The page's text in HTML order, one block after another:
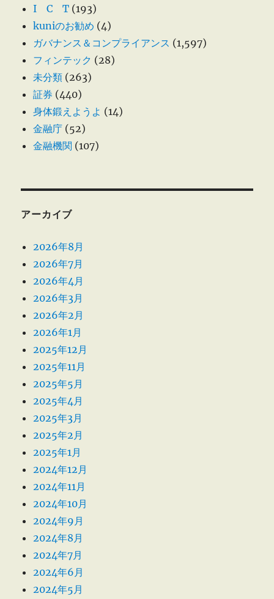
I C T (193)
kuniのお勧め (4)
ガバナンス＆コンプライアンス (1,597)
フィンテック (28)
未分類 (263)
証券 (440)
身体鍛えようよ (14)
金融庁 (52)
金融機関 (107)
アーカイブ
2026年8月
2026年7月
2026年4月
2026年3月
2026年2月
2026年1月
2025年12月
2025年11月
2025年5月
2025年4月
2025年3月
2025年2月
2025年1月
2024年12月
2024年11月
2024年10月
2024年9月
2024年8月
2024年7月
2024年6月
2024年5月